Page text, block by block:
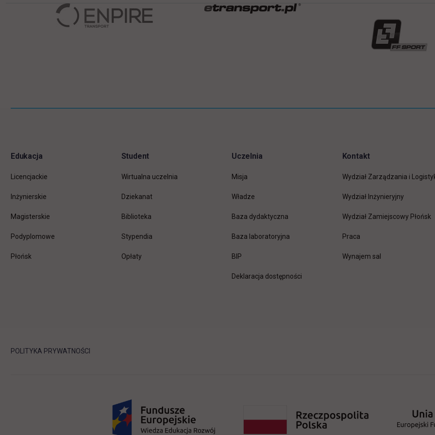
Edukacja
Licencjackie
Inżynierskie
Magisterskie
Podyplomowe
Płońsk
Student
Wirtualna uczelnia
Dziekanat
Biblioteka
Stypendia
Opłaty
Uczelnia
Misja
Władze
Baza dydaktyczna
Baza laboratoryjna
BIP
Deklaracja dostępności
Kontakt
Wydział Zarządzania i
Wydział Inżynieryjny
Wydział Zamiejscowy Płońsk
Pracalink otwiera się w nowej
Wynajem sal
POLITYKA PRYWATNOŚCI